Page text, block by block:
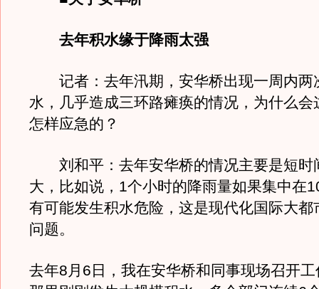
去年积水缘于降雨太强
记者：去年汛期，安华桥出现一周内两
水，几乎造成三环路瘫痪的情况，为什么会
怎样应急的？
刘和平：去年安华桥的情况主要是短时
大，比如说，1个小时的降雨量如果集中在
有可能发生积水危险，这是现代化国际大都
问题。
去年8月6日，我在安华桥和同事现场召开